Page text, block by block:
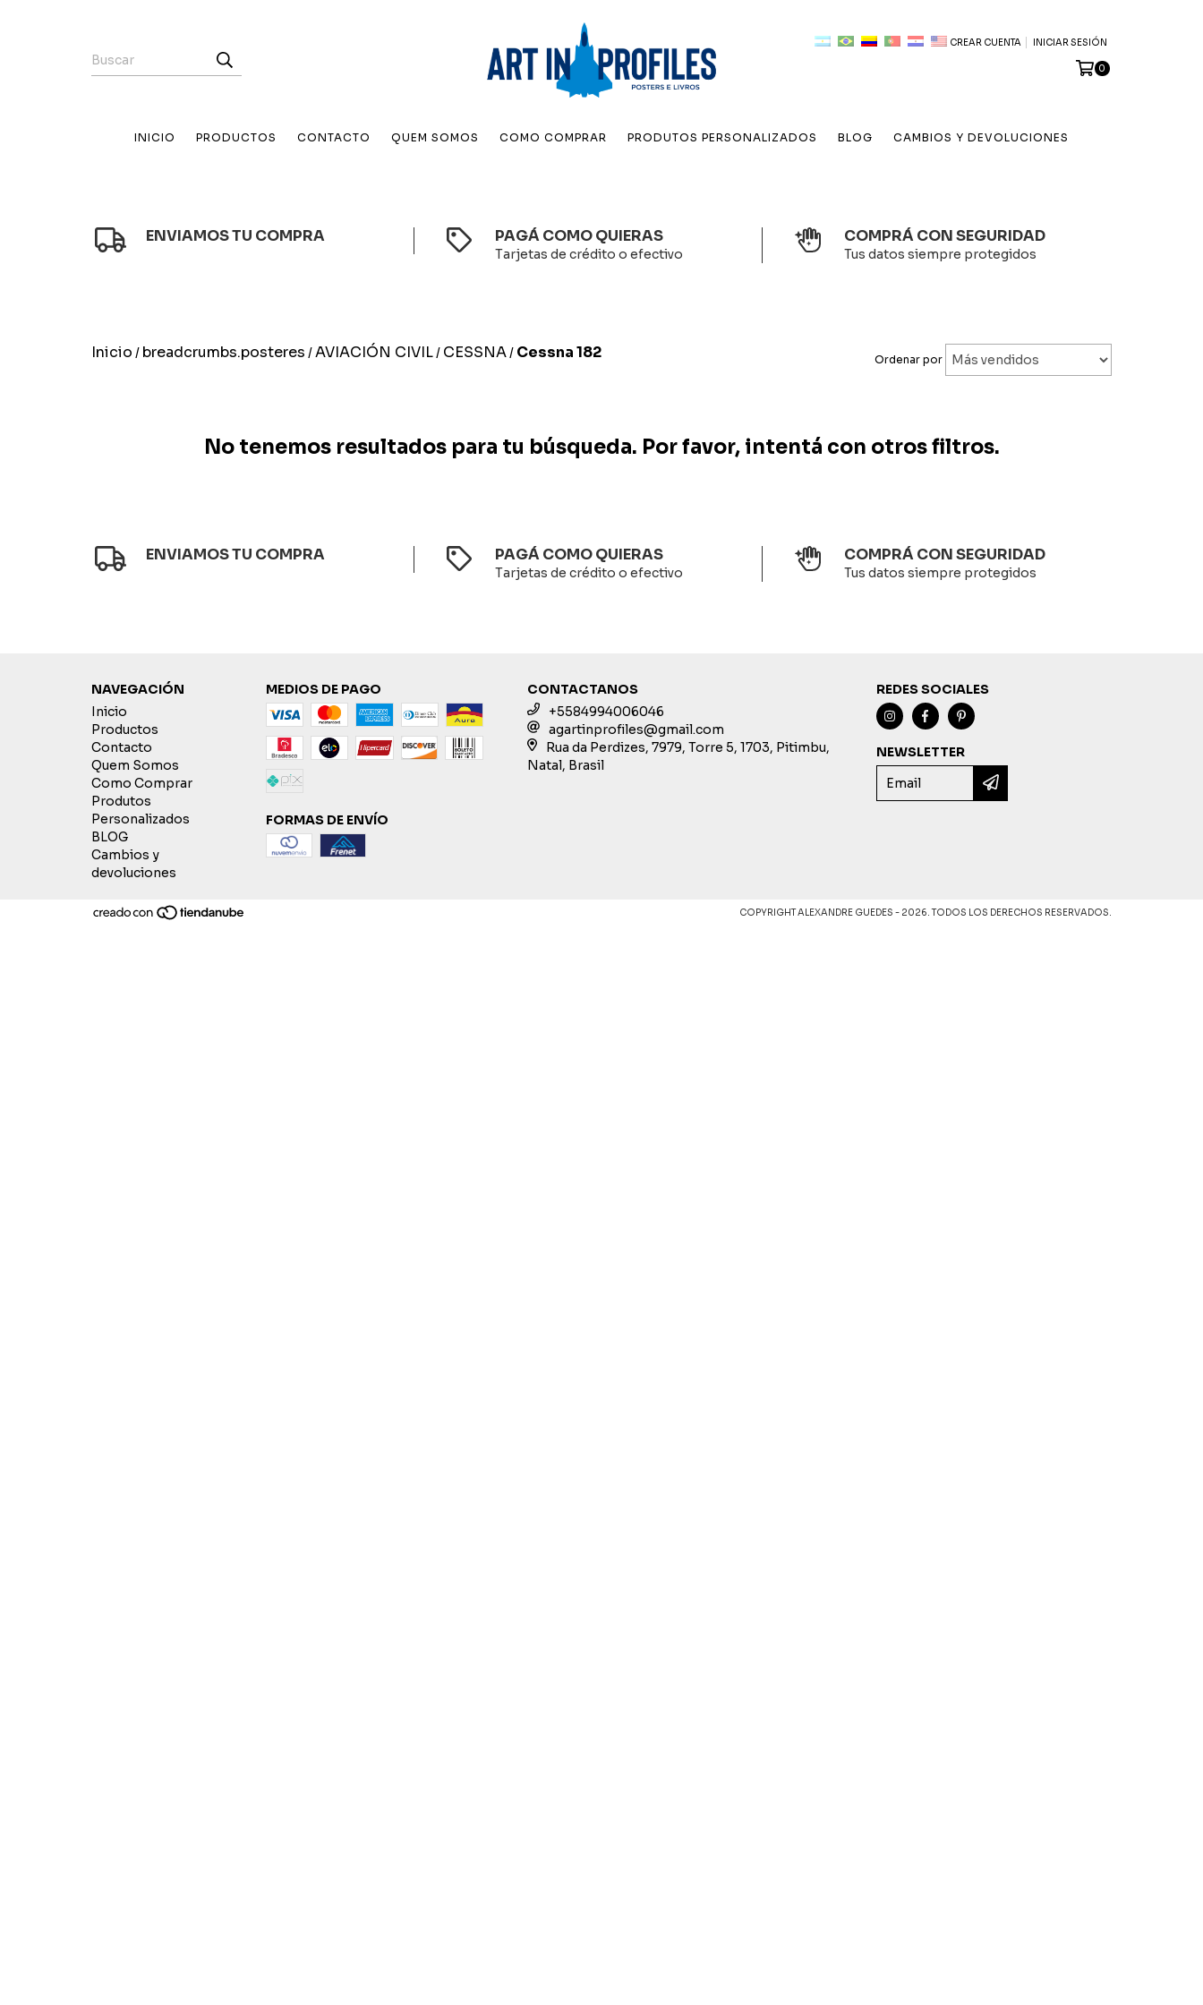
CREAR CUENTA INICIAR SESIÓN
0
INICIO PRODUCTOS CONTACTO QUEM SOMOS COMO COMPRAR PRODUTOS PERSONALIZADOS BLOG CAMBIOS Y DEVOLUCIONES
ENVIAMOS TU COMPRA PAGÁ COMO QUIERAS
Tarjetas de crédito o efectivo
COMPRÁ CON SEGURIDAD
Tus datos siempre protegidos
Inicio / breadcrumbs.posteres /AVIACIÓN CIVIL/ CESSNA/ Cessna 182 Ordenar por
No tenemos resultados para tu búsqueda. Por favor, intentá con otros filtros.
ENVIAMOS TU COMPRA PAGÁ COMO QUIERAS
Tarjetas de crédito o efectivo
COMPRÁ CON SEGURIDAD
Tus datos siempre protegidos
NAVEGACIÓN
Inicio
Productos
Contacto
Quem Somos
Como Comprar
Produtos
Personalizados
BLOG
Cambios y
devoluciones
MEDIOS DE PAGO
FORMAS DE ENVÍO
CONTACTANOS
+5584994006046
agartinprofiles@gmail.com
Rua da Perdizes, 7979, Torre 5, 1703, Pitimbu,
Natal, Brasil
REDES SOCIALES
NEWSLETTER
COPYRIGHT ALEXANDRE GUEDES - 2026. TODOS LOS DERECHOS RESERVADOS.